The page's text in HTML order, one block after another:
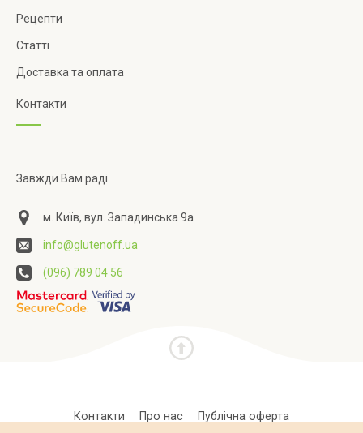
Рецепти
Статті
Доставка та оплата
Контакти
Завжди Вам раді
м. Київ, вул. Западинська 9а
info@glutenoff.ua
(096) 789 04 56
Контакти Про нас Публічна оферта